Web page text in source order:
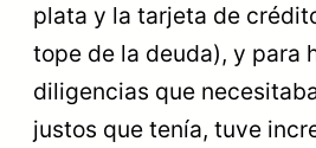
plata y la tarjeta de
tope de la deuda), y para
diligencias que
justos que tenía, tuve